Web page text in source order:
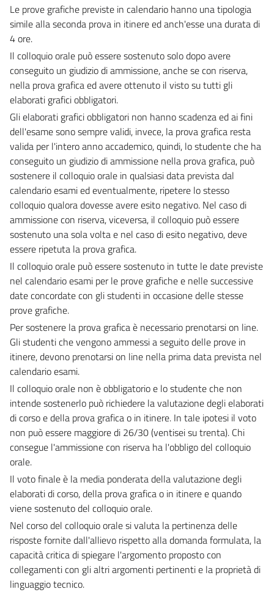
Le prove grafiche previste in calendario hanno una tipologia
simile alla seconda prova in itinere ed anch'esse una durata di
4 ore.
Il colloquio orale può essere sostenuto solo dopo avere
conseguito un giudizio di ammissione, anche se con riserva,
nella prova grafica ed avere ottenuto il visto su tutti gli
elaborati grafici obbligatori.
Gli elaborati grafici obbligatori non hanno scadenza ed ai fini
dell'esame sono sempre validi, invece, la prova grafica resta
valida per l'intero anno accademico, quindi, lo studente che ha
conseguito un giudizio di ammissione nella prova grafica, può
sostenere il colloquio orale in qualsiasi data prevista dal
calendario esami ed eventualmente, ripetere lo stesso
colloquio qualora dovesse avere esito negativo. Nel caso di
ammissione con riserva, viceversa, il colloquio può essere
sostenuto una sola volta e nel caso di esito negativo, deve
essere ripetuta la prova grafica.
Il colloquio orale può essere sostenuto in tutte le date previste
nel calendario esami per le prove grafiche e nelle successive
date concordate con gli studenti in occasione delle stesse
prove grafiche.
Per sostenere la prova grafica è necessario prenotarsi on line.
Gli studenti che vengono ammessi a seguito delle prove in
itinere, devono prenotarsi on line nella prima data prevista nel
calendario esami.
Il colloquio orale non è obbligatorio e lo studente che non
intende sostenerlo può richiedere la valutazione degli elaborati
di corso e della prova grafica o in itinere. In tale ipotesi il voto
non può essere maggiore di 26/30 (ventisei su trenta). Chi
consegue l'ammissione con riserva ha l'obbligo del colloquio
orale.
Il voto finale è la media ponderata della valutazione degli
elaborati di corso, della prova grafica o in itinere e quando
viene sostenuto del colloquio orale.
Nel corso del colloquio orale si valuta la pertinenza delle
risposte fornite dall'allievo rispetto alla domanda formulata, la
capacità critica di spiegare l'argomento proposto con
collegamenti con gli altri argomenti pertinenti e la proprietà di
linguaggio tecnico.